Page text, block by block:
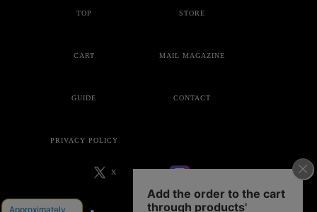
TOP STORE
CART MAIL MAGAZINE
GUIDE CONTACT
PRIVACY POLICY
X